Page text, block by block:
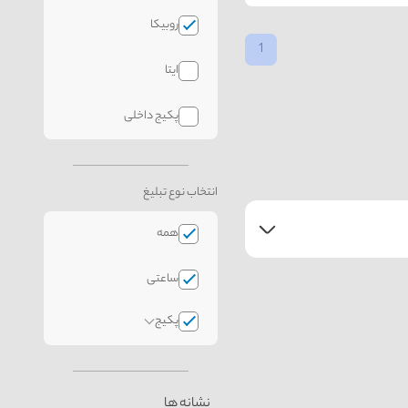
روبیکا
ایتا
پکیج داخلی
انتخاب نوع تبلیغ
همه
ساعتی
پکیج
1